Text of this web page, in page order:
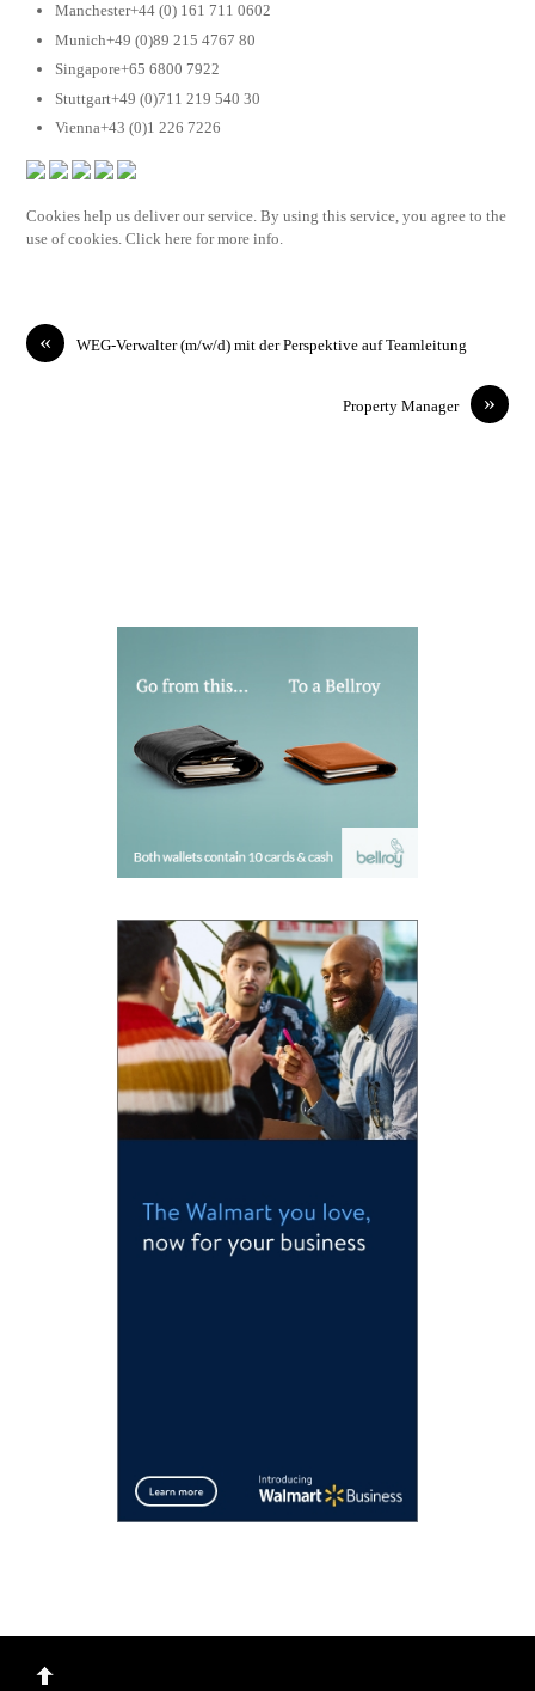
Manchester+44 (0) 161 711 0602
Munich+49 (0)89 215 4767 80
Singapore+65 6800 7922
Stuttgart+49 (0)711 219 540 30
Vienna+43 (0)1 226 7226
Cookies help us deliver our service. By using this service, you agree to the
use of cookies. Click here for more info.
« WEG-Verwalter (m/w/d) mit der Perspektive auf Teamleitung
»
Property Manager